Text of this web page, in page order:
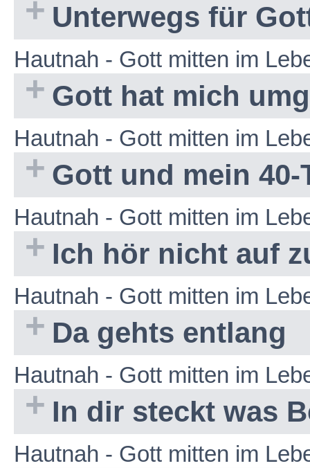
Unterwegs für
Hautnah - Gott mitten im
Gott hat mich
Hautnah - Gott mitten im
Gott und mein 40-
Hautnah - Gott mitten im
Ich hör nicht auf
Hautnah - Gott mitten im
Da gehts entlang
Hautnah - Gott mitten im
In dir steckt was
Hautnah - Gott mitten im